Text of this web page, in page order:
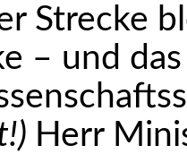
Strecke
– und
Herr